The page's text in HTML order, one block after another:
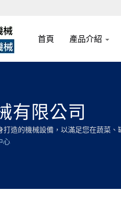
首頁 產品介紹
有限公司
打造的機械設備，以滿足您在蔬菜
心